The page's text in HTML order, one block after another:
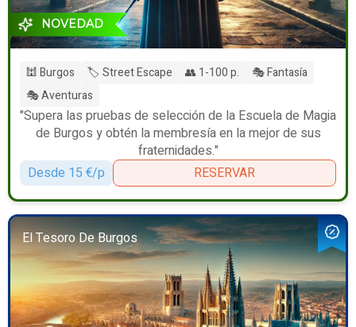
NOVEDAD
🕍 Burgos 🏷️ Street Escape 👥 1-100 p.
🎭 Fantasía
🎭 Aventuras
"Supera las pruebas de selección de la Escuela de Magia
de Burgos y obtén la membresía en la mejor de sus
fraternidades."
Desde 15 €/p
RESERVAR
El Tesoro De Burgos